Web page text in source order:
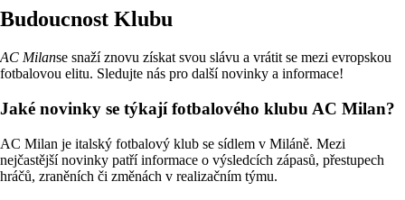
Budoucnost Klubu
AC Milanse snaží znovu získat svou slávu a vrátit se mezi evropskou
fotbalovou elitu. Sledujte nás pro další novinky a informace!
Jaké novinky se týkají fotbalového klubu AC Milan?
AC Milan je italský fotbalový klub se sídlem v Miláně. Mezi
nejčastější novinky patří informace o výsledcích zápasů, přestupech
hráčů, zraněních či změnách v realizačním týmu.